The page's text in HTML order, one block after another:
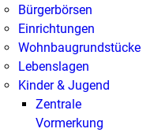
Bürgerbörsen
Einrichtungen
Wohnbaugrundstücke
Lebenslagen
Kinder & Jugend
Zentrale
Vormerkung